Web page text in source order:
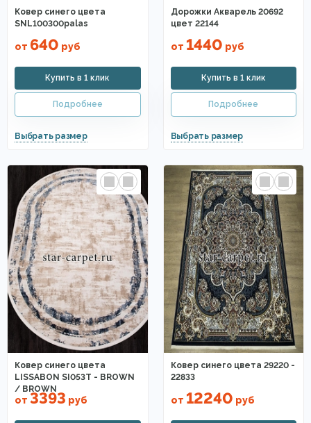
Ковер синего цвета
SNL100300palas
от 640 руб
Дорожки Акварель 20692
цвет 22144
от 1440 руб
Ковер синего цвета
LISSABON SI053T - BROWN
/ BROWN
от 3393 руб
Ковер синего цвета 29220 -
22833
от 12240 руб